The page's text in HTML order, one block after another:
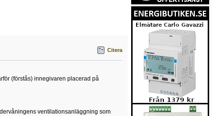
Citera
(förstås) innegivaren placerad på
ventilationsanläggning som